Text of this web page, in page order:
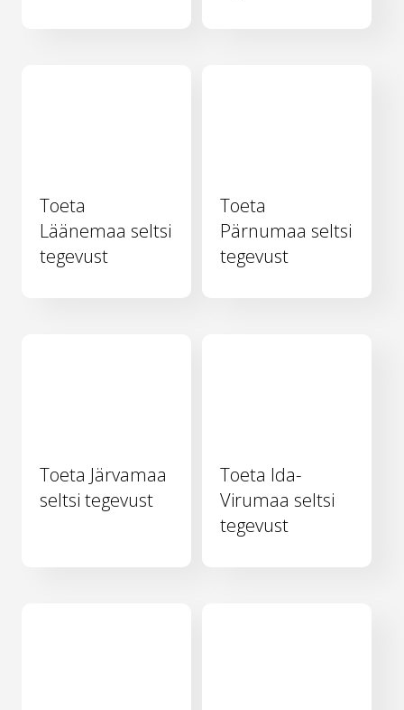
Toeta
Läänemaa seltsi
tegevust
Toeta
Pärnumaa seltsi
tegevust
Toeta Järvamaa
seltsi tegevust
Toeta Ida-
Virumaa seltsi
tegevust